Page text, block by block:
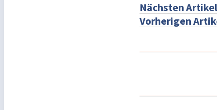
Nächsten Artikel
Vorherigen